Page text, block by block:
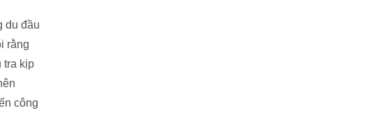
du đầu
rằng
tra kịp
công